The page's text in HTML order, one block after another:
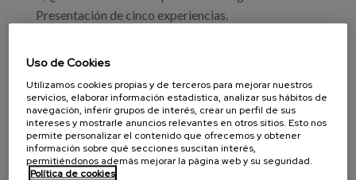
Presentación de cinco experiencias.
Streaming
Profesionales
Otros profesionales
Proyecto
Uso de Cookies
Utilizamos cookies propias y de terceros para mejorar nuestros
servicios, elaborar información estadística, analizar sus hábitos de
navegación, inferir grupos de interés, crear un perfil de sus
intereses y mostrarle anuncios relevantes en otros sitios. Esto nos
permite personalizar el contenido que ofrecemos y obtener
información sobre qué secciones suscitan interés,
permitiéndonos además mejorar la página web y su seguridad.
Política de cookies